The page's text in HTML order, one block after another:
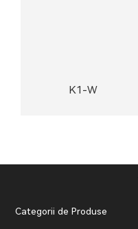
K1-W
Categorii de Produse